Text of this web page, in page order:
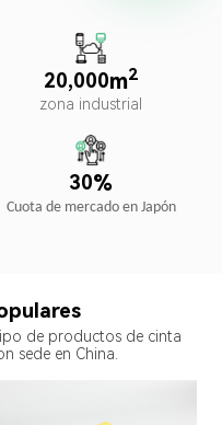
20,000m2
zona industrial
30%
Cuota de mercado en Japón
de productos de cinta
sede en China.